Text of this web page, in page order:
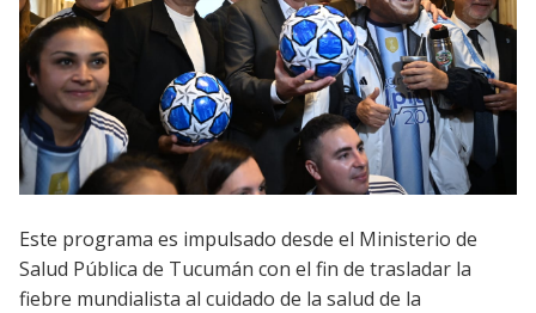
Este programa es impulsado desde el Ministerio de
Salud Pública de Tucumán con el fin de trasladar la
fiebre mundialista al cuidado de la salud de la